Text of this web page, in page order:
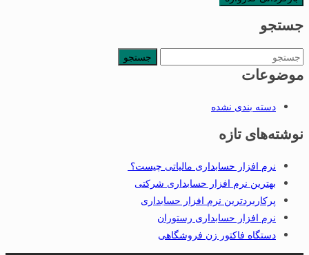
جستجو
جستجو
برای:
موضوعات
دسته بندی نشده
نوشته‌های تازه
نرم افزار حسابداری مالیاتی چیست؟
بهترین نرم افزار حسابداری شرکتی
پرکاربردترین نرم افزار حسابداری
نرم افزار حسابداری رستوران
دستگاه فاکتور زن فروشگاهی